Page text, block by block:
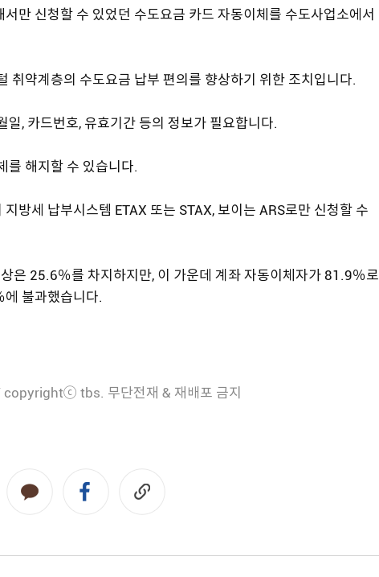
만 신청할 수 있었던 수도요금 카드 자동이체를 수도사업소에서
취약계층의 수도요금 납부 편의를 향상하기 위한 조치입니다.
, 카드번호, 유효기간 등의 정보가 필요합니다.
를 해지할 수 있습니다.
방세 납부시스템 ETAX 또는 STAX, 보이는 ARS로만 신청할 수
은 25.6％를 차지하지만, 이 가운데 계좌 자동이체자가 81.9％로
불과했습니다.
tbs. 무단전재 & 재배포 금지